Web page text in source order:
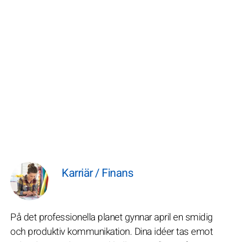
Karriär / Finans
På det professionella planet gynnar april en smidig
och produktiv kommunikation. Dina idéer tas emot